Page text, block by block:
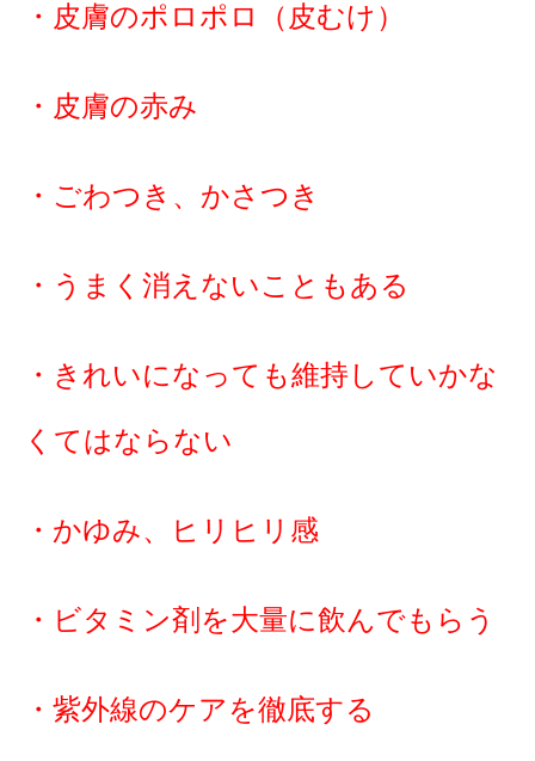
・皮膚のポロポロ（皮むけ）
・皮膚の赤み
・ごわつき、かさつき
・うまく消えないこともある
・きれいになっても維持していかな
くてはならない
・かゆみ、ヒリヒリ感
・ビタミン剤を大量に飲んでもらう
・紫外線のケアを徹底する